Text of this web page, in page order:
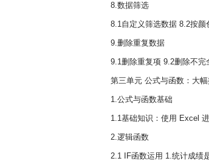
8.数据筛选
8.1自定义筛选数据 8.2按
9.删除重复数据
9.1删除重复项 9.2删除不完
第三单元 公式与函数：大幅
1.公式与函数基础
1.1基础知识：使用 Excel
2.逻辑函数
2.1 IF函数运用 1.统计成绩